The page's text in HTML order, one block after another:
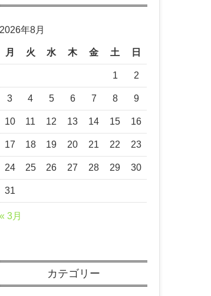
2026年8月
月 火 水 木 金 土 日
1 2
3 4 5 6 7 8 9
10 11 12 13 14 15 16
17 18 19 20 21 22 23
24 25 26 27 28 29 30
31
« 3月
カテゴリー